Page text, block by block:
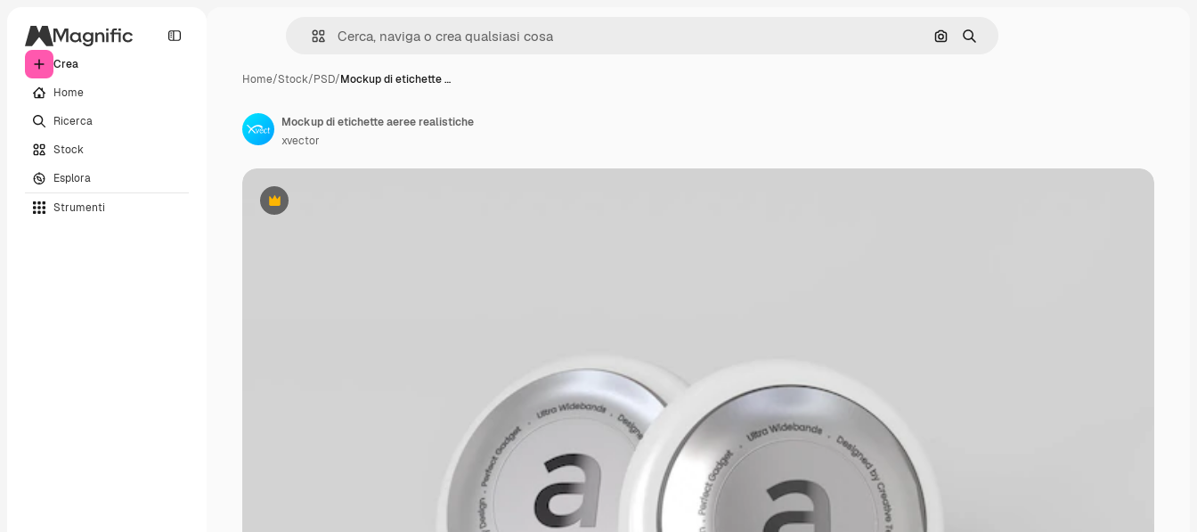
Crea
Home
Ricerca
Stock
Esplora
Strumenti
Cerca per immagine
Ricerca
Home/Stock/PSD/Mockup di etichette …
Premium
Mockup di etichette aeree realistiche
xvector